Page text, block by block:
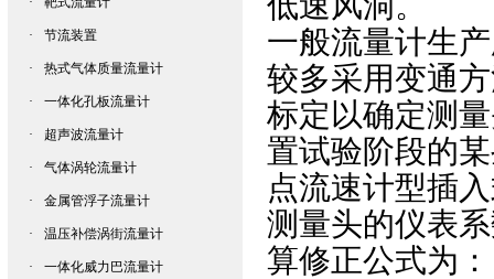
· 节流装置
· 热式气体质量流量计
· 一体化孔板流量计
· 超声波流量计
· 气体涡轮流量计
· 金属管浮子流量计
· 温压补偿涡街流量计
· 一体化威力巴流量计
一般流量计生
较多采用变通
标定以确定测
置试验阶段的
点流速计型插
测量头的仪表
算修正公式为：